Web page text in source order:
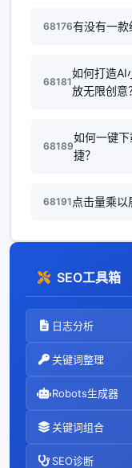
68176有没有一款
68181
如何打造AI
放无限创意
68189
如何一键
捷？
68191 点击量乘以
SEO工具箱
日志分析
关键词整理
Robots生成器
关键词组合
SEO诊断